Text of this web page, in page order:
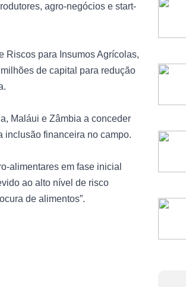
agro-negócios e start-
Riscos para Insumos Agrícolas,
de capital para redução
Maláui e Zâmbia a conceder
inclusão financeira no campo.
alimentares em fase inicial
ao alto nível de risco
de alimentos”.